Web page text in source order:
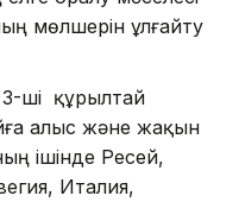
мөлшерін ұлғайту
ші құрылтай
алыс және жақын
ішінде Ресей,
Италия,